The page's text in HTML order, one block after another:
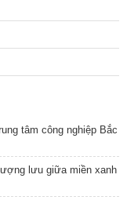
tâm công nghiệp Bắc
lưu giữa miền xanh